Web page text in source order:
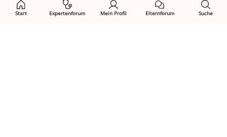
Start Expertenforum Mein Profil Elternforum Suche